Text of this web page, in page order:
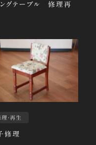
ングテーブル 修理再
・再生
修理